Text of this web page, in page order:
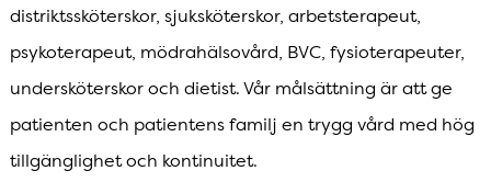
distriktssköterskor, sjuksköterskor, arbetsterapeut,
psykoterapeut, mödrahälsovård, BVC, fysioterapeuter,
undersköterskor och dietist. Vår målsättning är att ge
patienten och patientens familj en trygg vård med hög
tillgänglighet och kontinuitet.